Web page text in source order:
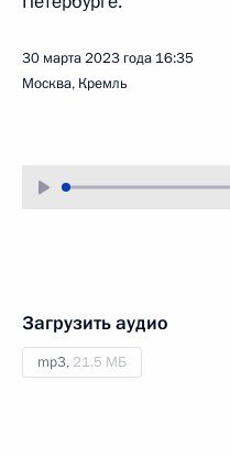
30 марта 2023 года 16:35
Москва, Кремль
Загрузить аудио
mp3, 21.5 МБ